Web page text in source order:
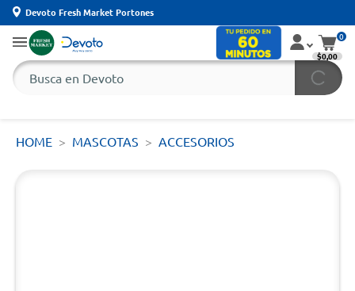
Devoto Fresh Market Portones
0
$0,00
HOME MASCOTAS ACCESORIOS